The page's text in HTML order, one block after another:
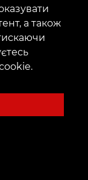
а також